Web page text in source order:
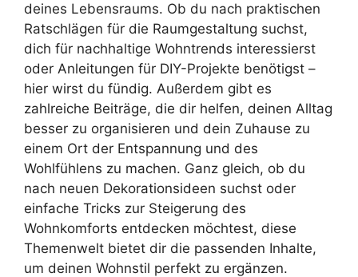
deines Lebensraums. Ob du nach praktischen
Ratschlägen für die Raumgestaltung suchst,
dich für nachhaltige Wohntrends interessierst
oder Anleitungen für DIY-Projekte benötigst –
hier wirst du fündig. Außerdem gibt es
zahlreiche Beiträge, die dir helfen, deinen Alltag
besser zu organisieren und dein Zuhause zu
einem Ort der Entspannung und des
Wohlfühlens zu machen. Ganz gleich, ob du
nach neuen Dekorationsideen suchst oder
einfache Tricks zur Steigerung des
Wohnkomforts entdecken möchtest, diese
Themenwelt bietet dir die passenden Inhalte,
um deinen Wohnstil perfekt zu ergänzen.